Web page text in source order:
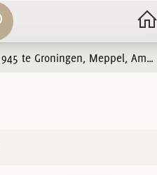
Zelfstandige boekhandel sinds 1945 te Groningen, Meppel, Amersfoort en Zwolle